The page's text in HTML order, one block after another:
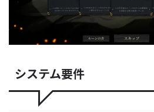
システム要件